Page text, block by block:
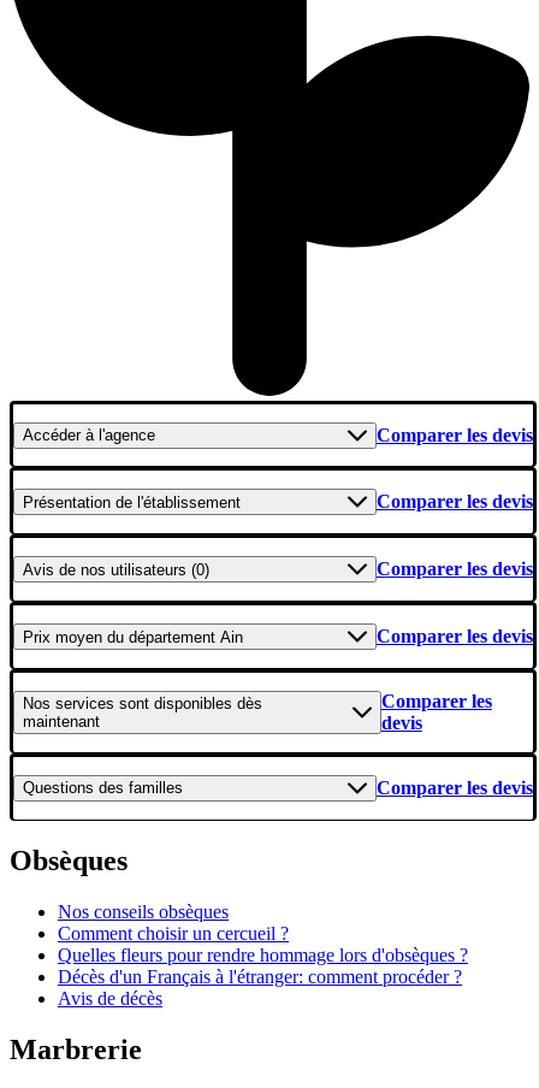
Accéderà l'agence Comparer les devis
Présentation de l'établissement Comparer les devis
Avis de nos utilisateurs (0) Comparer les devis
Prix moyen du département Ain Comparer les devis
Nos services sont disponibles dès
maintenant
Comparer les
devis
Questions des familles Comparer les devis
Obsèques
Nos conseils obsèques
Comment choisir un cercueil ?
Quelles fleurs pour rendre hommage lors d'obsèques ?
Décès d'un Français à l'étranger: comment procéder ?
Avis de décès
Marbrerie